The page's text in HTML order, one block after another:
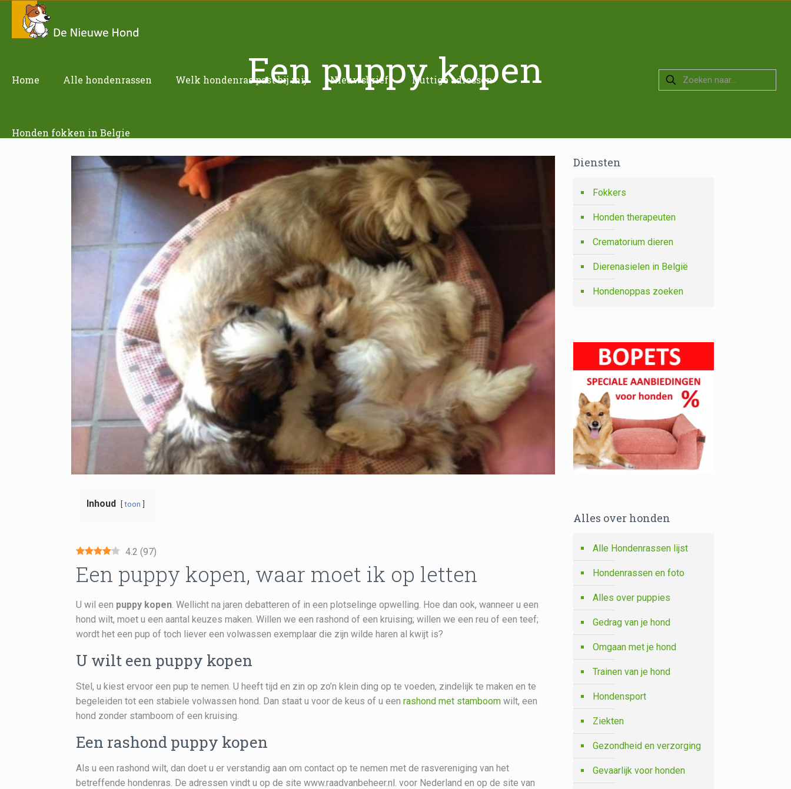
Home Alle hondenrassen Welk hondenras past bij mij Nieuwsbrief Nuttige adressen
Honden fokken in Belgie
Een puppy kopen
Inhoud toon
4.2 (97)
Een puppy kopen, waar moet ik op letten
U wil een puppy kopen . Wellicht na jaren debatteren of in een plotselinge opwelling. Hoe dan ook, wanneer u een
hond wilt, moet u een aantal keuzes maken. Willen we een rashond of een kruising; willen we een reu of een teef;
wordt het een pup of toch liever een volwassen exemplaar die zijn wilde haren al kwijt is?
U wilt een puppy kopen
Stel, u kiest ervoor een pup te nemen. U heeft tijd en zin op zo’n klein ding op te voeden, zindelijk te maken en te
begeleiden tot een stabiele volwassen hond. Dan staat u voor de keus of u eenrashond met stamboom wilt, een
hond zonder stamboom of een kruising.
Een rashond puppy kopen
Als u een rashond wilt, dan doet u er verstandig aan om contact op te nemen met de rasvereniging van het
betreffende hondenras. De adressen vindt u op de site www.raadvanbeheer.nl. voor Nederland en op de site van
Diensten
Fokkers
Honden therapeuten
Crematorium dieren
Dierenasielen in België
Hondenoppas zoeken
Alles over honden
Alle Hondenrassen lijst
Hondenrassen en foto
Alles over puppies
Gedrag van je hond
Omgaan met je hond
Trainen van je hond
Hondensport
Ziekten
Gezondheid en verzorging
Gevaarlijk voor honden